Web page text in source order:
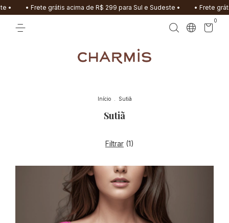
grátis acima de R$ 299 para Sul e Sudeste • • Frete grátis acima
0
Início Sutiã
Sutiã
Filtrar (1)